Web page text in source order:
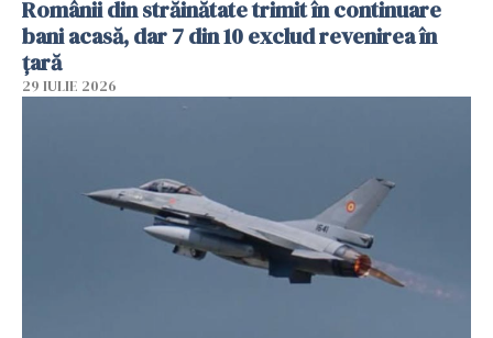
Românii din străinătate trimit în continuare
bani acasă, dar 7 din 10 exclud revenirea în
țară
29 IULIE 2026